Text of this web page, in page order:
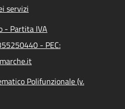
servizi
- Partita IVA
- PEC:
Polifunzionale (v.